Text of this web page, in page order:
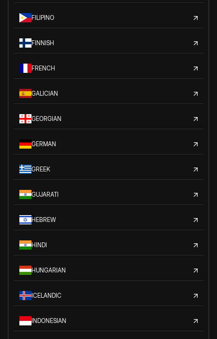
FILIPINO
FINNISH
FRENCH
GALICIAN
GEORGIAN
GERMAN
GREEK
GUJARATI
HEBREW
HINDI
HUNGARIAN
ICELANDIC
INDONESIAN